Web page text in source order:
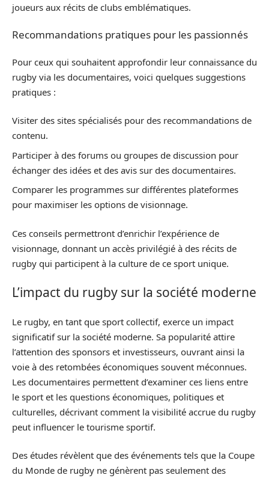
joueurs aux récits de clubs emblématiques.
Recommandations pratiques pour les passionnés
Pour ceux qui souhaitent approfondir leur connaissance du
rugby via les documentaires, voici quelques suggestions
pratiques :
Visiter des sites spécialisés pour des recommandations de
contenu.
Participer à des forums ou groupes de discussion pour
échanger des idées et des avis sur des documentaires.
Comparer les programmes sur différentes plateformes
pour maximiser les options de visionnage.
Ces conseils permettront d’enrichir l’expérience de
visionnage, donnant un accès privilégié à des récits de
rugby qui participent à la culture de ce sport unique.
L’impact du rugby sur la société moderne
Le rugby, en tant que sport collectif, exerce un impact
significatif sur la société moderne. Sa popularité attire
l’attention des sponsors et investisseurs, ouvrant ainsi la
voie à des retombées économiques souvent méconnues.
Les documentaires permettent d’examiner ces liens entre
le sport et les questions économiques, politiques et
culturelles, décrivant comment la visibilité accrue du rugby
peut influencer le tourisme sportif.
Des études révèlent que des événements tels que la Coupe
du Monde de rugby ne génèrent pas seulement des